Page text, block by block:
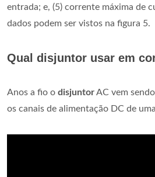
entrada; e, (5) corrente máxima de
dados podem ser vistos na figura 5.
Qual disjuntor usar em
Anos a fio o disjuntorAC vem
os canais de alimentação DC de